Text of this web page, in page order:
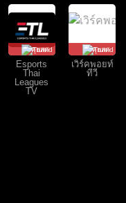
คุยสด
Esports
Thai
Leagues
TV
คุยสด
เวิร์คพอยท์
ทีวี